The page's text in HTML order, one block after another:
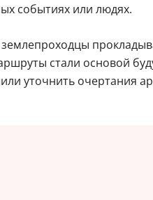
событиях или людях.
стали основой
уточнить очертания